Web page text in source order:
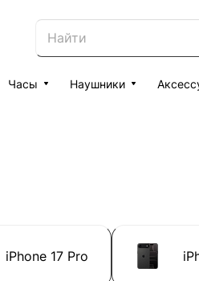
Часы Наушники
iPhone 17 Pro